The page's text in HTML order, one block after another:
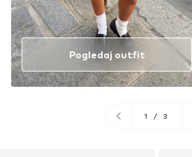
Pogledaj outfit
1 / 3